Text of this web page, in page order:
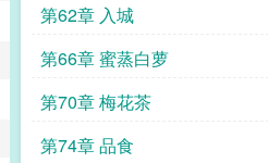
第62章 入城
第66章 蜜蒸白萝
第70章 梅花茶
第74章 品食